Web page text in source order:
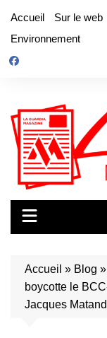
contenu
Accueil Sur le web
Environnement
Accueil » Blog »
boycotte le
Jacques Matand